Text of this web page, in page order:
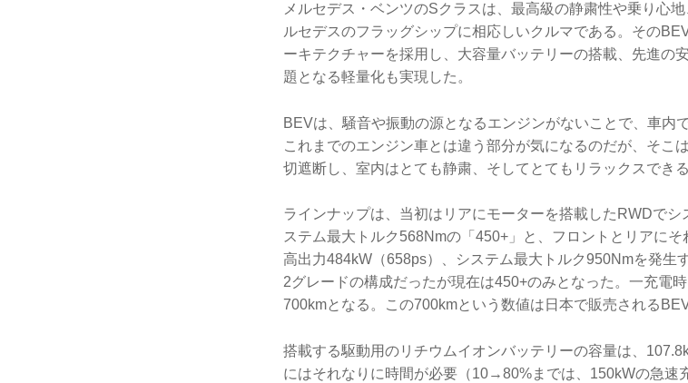
メルセデス・ベンツのSクラスは、最高級の静粛性や乗り心
ルセデスのフラッグシップに相応しいクルマである。その
ーキテクチャーを採用し、大容量バッテリーの搭載、先進の
題となる軽量化も実現した。
BEVは、騒音や振動の源となるエンジンがないことで、車内
これまでのエンジン車とは違う部分が気になるのだが、そこ
切遮断し、室内はとても静粛、そしてとてもリラックスでき
ラインナップは、当初はリアにモーターを搭載したRWDで
ステム最大トルク568Nmの「450+」と、フロントとリアに
高出力484kW（658ps）、システム最大トルク950Nmを発生
2グレードの構成だったが現在は450+のみとなった。一充電
700kmとなる。この700kmという数値は日本で販売される
搭載する駆動用のリチウムイオンバッテリーの容量は、
にはそれなりに時間が必要（10→80%までは、150kWの急速